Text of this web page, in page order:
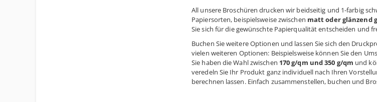
All unsere Broschüren drucken wir beidseitig und 1-farbig
Papiersorten, beispielsweise zwischen matt oder glänzend
Sie sich für die gewünschte Papierqualität entscheiden und
Buchen Sie weitere Optionen und lassen Sie sich den
vielen weiteren Optionen: Beispielsweise können Sie den
Sie haben die Wahl zwischen 170 g/qm und 350 g/qm und
veredeln Sie Ihr Produkt ganz individuell nach Ihren
berechnen lassen. Einfach zusammenstellen, buchen und